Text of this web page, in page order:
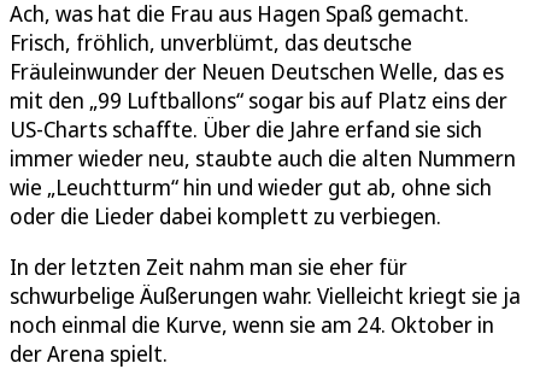
Ach, was hat die Frau aus Hagen Spaß gemacht.
Frisch, fröhlich, unverblümt, das deutsche
Fräuleinwunder der Neuen Deutschen Welle, das es
mit den „99 Luftballons“ sogar bis auf Platz eins der
US-Charts schaffte. Über die Jahre erfand sie sich
immer wieder neu, staubte auch die alten Nummern
wie „Leuchtturm“ hin und wieder gut ab, ohne sich
oder die Lieder dabei komplett zu verbiegen.
In der letzten Zeit nahm man sie eher für
schwurbelige Äußerungen wahr. Vielleicht kriegt sie ja
noch einmal die Kurve, wenn sie am 24. Oktober in
der Arena spielt.